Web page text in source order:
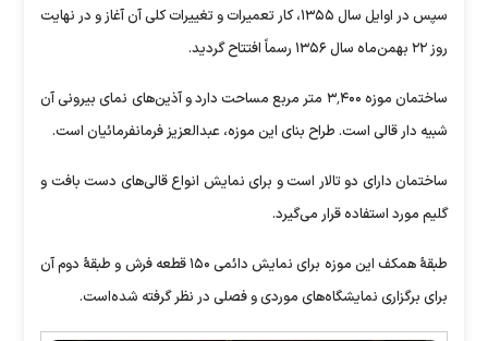
سپس در اوایل سال ۱۳۵۵، کار تعمیرات و تغییرات کلی آن آغاز و در نهایت
روز ۲۲ بهمن‌ماه سال ۱۳۵۶ رسماً افتتاح گردید.
ساختمان موزه ۳٬۴۰۰ متر مربع مساحت دارد و آذین‌های نمای بیرونی آن
شبیه دار قالی است. طراح بنای این موزه، عبدالعزیز فرمانفرمائیان است.
ساختمان دارای دو تالار است و برای نمایش انواع قالی‌های دست بافت و
گلیم مورد استفاده قرار می‌گیرد.
طبقهٔ همکف این موزه برای نمایش دائمی ۱۵۰ قطعه فرش و طبقهٔ دوم آن
برای برگزاری نمایشگاه‌های موردی و فصلی در نظر گرفته شده‌است.